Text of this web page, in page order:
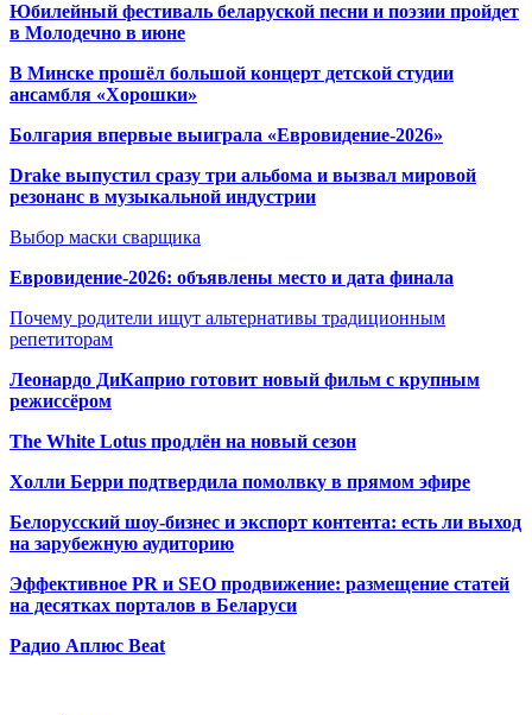
Юбилейный фестиваль беларуской песни и поэзии пройдет
в Молодечно в июне
В Минске прошёл большой концерт детской студии
ансамбля «Хорошки»
Болгария впервые выиграла «Евровидение-2026»
Drake выпустил сразу три альбома и вызвал мировой
резонанс в музыкальной индустрии
Выбор маски сварщика
Евровидение-2026: объявлены место и дата финала
Почему родители ищут альтернативы традиционным
репетиторам
Леонардо ДиКаприо готовит новый фильм с крупным
режиссёром
The White Lotus продлён на новый сезон
Холли Берри подтвердила помолвку в прямом эфире
Белорусский шоу-бизнес и экспорт контента: есть ли выход
на зарубежную аудиторию
Эффективное PR и SEO продвижение: размещение статей
на десятках порталов в Беларуси
Радио Аплюс Beat